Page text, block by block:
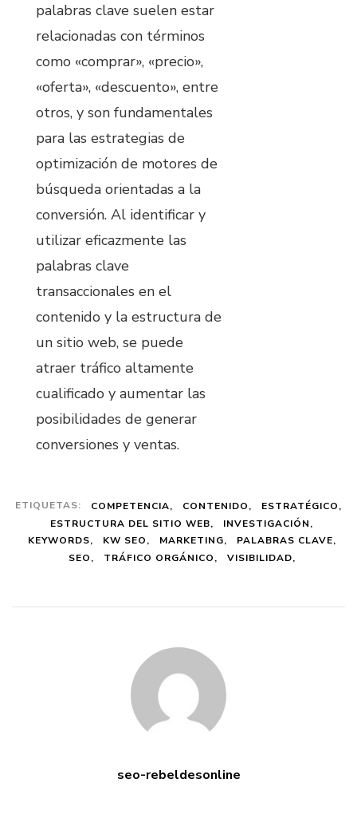
palabras clave suelen estar
relacionadas con términos
como «comprar», «precio»,
«oferta», «descuento», entre
otros, y son fundamentales
para las estrategias de
optimización de motores de
búsqueda orientadas a la
conversión. Al identificar y
utilizar eficazmente las
palabras clave
transaccionales en el
contenido y la estructura de
un sitio web, se puede
atraer tráfico altamente
cualificado y aumentar las
posibilidades de generar
conversiones y ventas.
ETIQUETAS: COMPETENCIA CONTENIDO
ESTRATÉGICO
ESTRUCTURA DEL SITIO WEB
INVESTIGACIÓN
KEYWORDS
KW SEO MARKETING
PALABRAS CLAVE
SEO
TRÁFICO ORGÁNICO VISIBILIDAD
seo-rebeldesonline